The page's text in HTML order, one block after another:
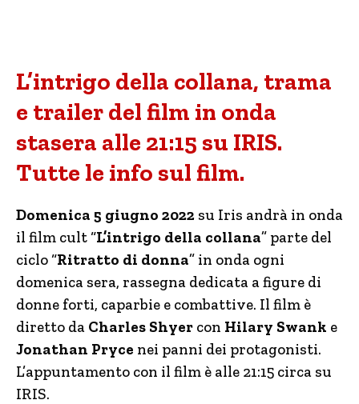
L’intrigo della collana, trama
e trailer del film in onda
stasera alle 21:15 su IRIS.
Tutte le info sul film.
Domenica 5 giugno 2022 su Iris andrà in onda
il film cult “L’intrigo della collana” parte del
ciclo “Ritratto di donna” in onda ogni
domenica sera, rassegna dedicata a figure di
donne forti, caparbie e combattive. Il film è
diretto da Charles Shyer con Hilary Swank e
Jonathan Pryce nei panni dei protagonisti.
L’appuntamento con il film è alle 21:15 circa su
IRIS.